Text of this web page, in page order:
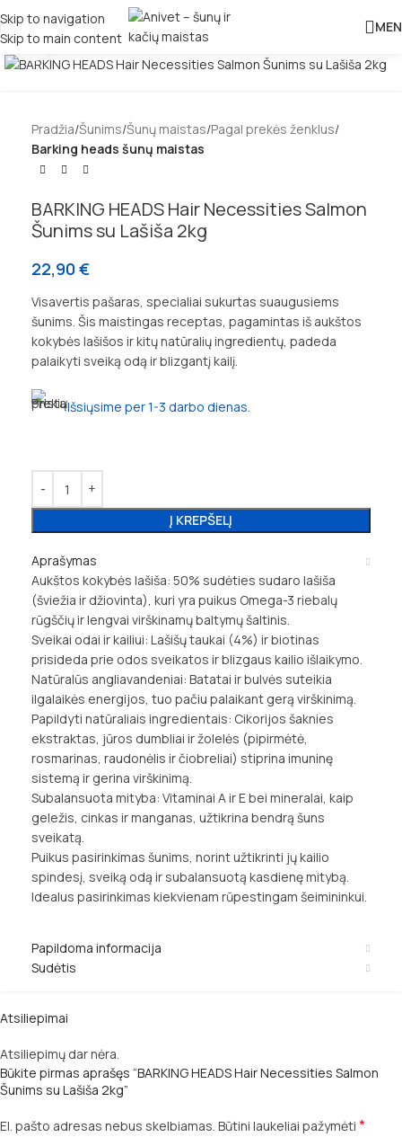
Skip to navigation
Skip to main content
Padidinti
Pradžia Šunims Šunų maistas Pagal prekės ženklus
Barking heads šunų maistas
BARKING HEADS Hair Necessities Salmon
Šunims su Lašiša 2kg
22,90 €
Visavertis pašaras, specialiai sukurtas suaugusiems
šunims. Šis maistingas receptas, pagamintas iš aukštos
kokybės lašišos ir kitų natūralių ingredientų, padeda
palaikyti sveiką odą ir blizgantį kailį.
Išsiųsime per 1-3 darbo dienas.
Į KREPŠELĮ
Aprašymas
Aukštos kokybės lašiša: 50% sudėties sudaro lašiša
(šviežia ir džiovinta), kuri yra puikus Omega-3 riebalų
rūgščių ir lengvai virškinamų baltymų šaltinis.
Sveikai odai ir kailiui: Lašišų taukai (4%) ir biotinas
prisideda prie odos sveikatos ir blizgaus kailio išlaikymo.
Natūralūs angliavandeniai: Batatai ir bulvės suteikia
ilgalaikės energijos, tuo pačiu palaikant gerą virškinimą.
Papildyti natūraliais ingredientais: Cikorijos šaknies
ekstraktas, jūros dumbliai ir žolelės (pipirmėtė,
rosmarinas, raudonėlis ir čiobreliai) stiprina imuninę
sistemą ir gerina virškinimą.
Subalansuota mityba: Vitaminai A ir E bei mineralai, kaip
geležis, cinkas ir manganas, užtikrina bendrą šuns
sveikatą.
Puikus pasirinkimas šunims, norint užtikrinti jų kailio
spindesį, sveiką odą ir subalansuotą kasdienę mitybą.
Idealus pasirinkimas kiekvienam rūpestingam šeimininkui.
Papildoma informacija
Sudėtis
Atsiliepimai
Atsiliepimų dar nėra.
Būkite pirmas aprašęs “BARKING HEADS Hair Necessities Salmon
Šunims su Lašiša 2kg”
El. pašto adresas nebus skelbiamas. Būtini laukeliai pažymėti *